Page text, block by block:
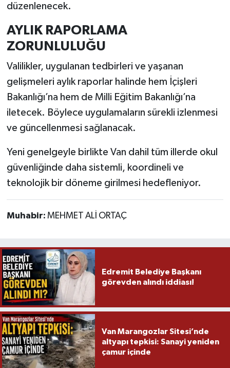
düzenlenecek.
AYLIK RAPORLAMA
ZORUNLULUĞU
Valilikler, uygulanan tedbirleri ve yaşanan
gelişmeleri aylık raporlar halinde hem İçişleri
Bakanlığı’na hem de Milli Eğitim Bakanlığı’na
iletecek. Böylece uygulamaların sürekli izlenmesi
ve güncellenmesi sağlanacak.
Yeni genelgeyle birlikte Van dahil tüm illerde okul
güvenliğinde daha sistemli, koordineli ve
teknolojik bir döneme girilmesi hedefleniyor.
Muhabir: MEHMET ALİ ORTAÇ
Edremit Belediye Başkanı
görevden alındı iddiası!
Van Marangozlar Sitesi’nde
altyapı tepkisi: Sanayi yeniden
çamur içinde